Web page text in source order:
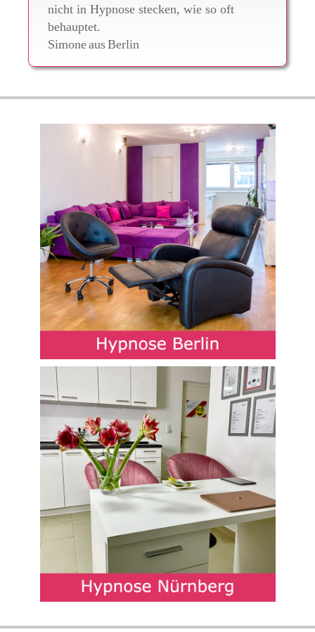
nicht in Hypnose stecken, wie so oft
behauptet.
SimoneausBerlin